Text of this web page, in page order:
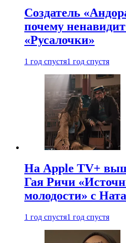
Создатель
почему
«Русалочки»
1 год спустя1 год спустя
На Apple TV+
Гая Ричи
молодости» с
1 год спустя1 год спустя